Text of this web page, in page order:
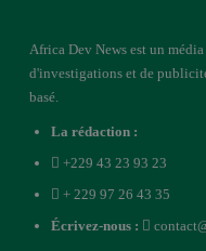
Africa Dev News est un
d'investigations et de
basé.
La rédaction :
+229 43 23 93 23
+ 229 97 26 43 35
Écrivez-nous :